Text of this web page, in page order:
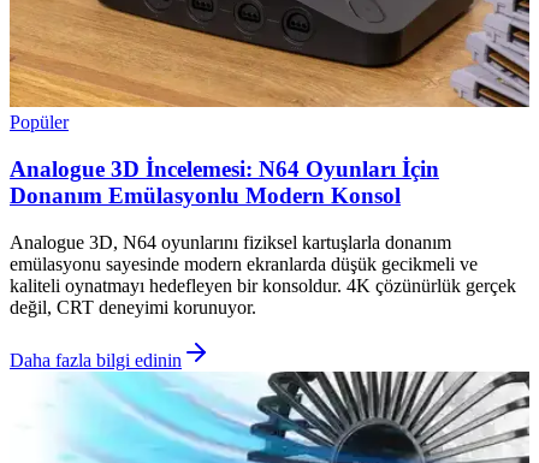
Popüler
Analogue 3D İncelemesi: N64 Oyunları İçin
Donanım Emülasyonlu Modern Konsol
Analogue 3D, N64 oyunlarını fiziksel kartuşlarla donanım
emülasyonu sayesinde modern ekranlarda düşük gecikmeli ve
kaliteli oynatmayı hedefleyen bir konsoldur. 4K çözünürlük gerçek
değil, CRT deneyimi korunuyor.
Daha fazla bilgi edinin